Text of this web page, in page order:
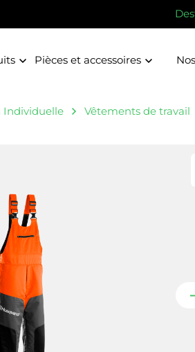
Pièces et accessoires
Individuelle Vêtements de travail